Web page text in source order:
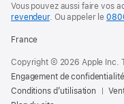
Vous pouvez aussi faire vos
revendeur. Ouappeler le
France
Copyright © 2026 Apple Inc.
Engagement de confidentialité
Conditions d’utilisation